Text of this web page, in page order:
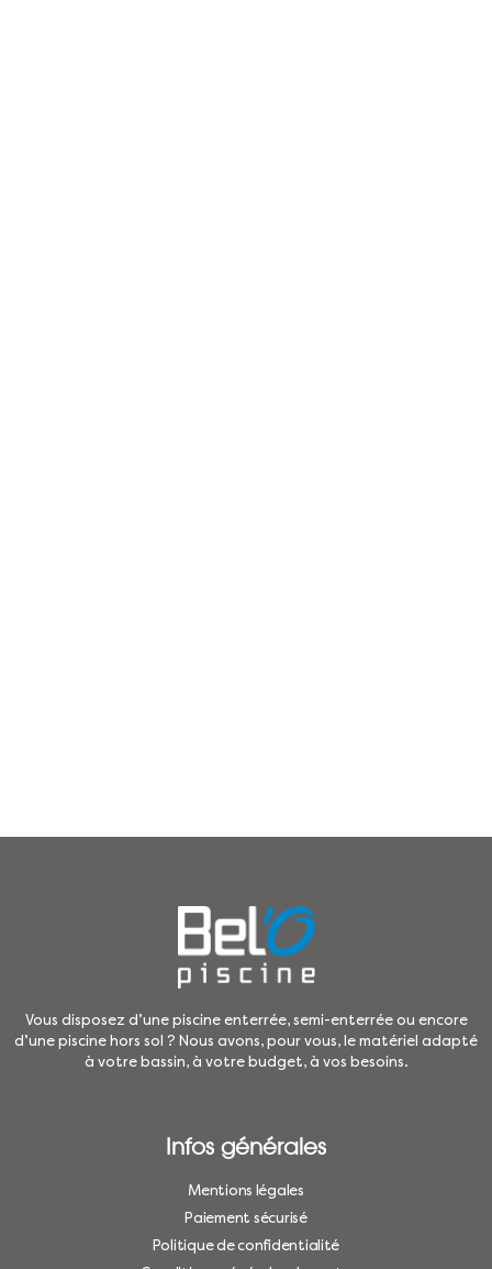
Vous disposez d’une piscine enterrée, semi-enterrée ou encore
d’une piscine hors sol ? Nous avons, pour vous, le matériel adapté
à votre bassin, à votre budget, à vos besoins.
Infos générales
Mentions légales
Paiement sécurisé
Politique de confidentialité